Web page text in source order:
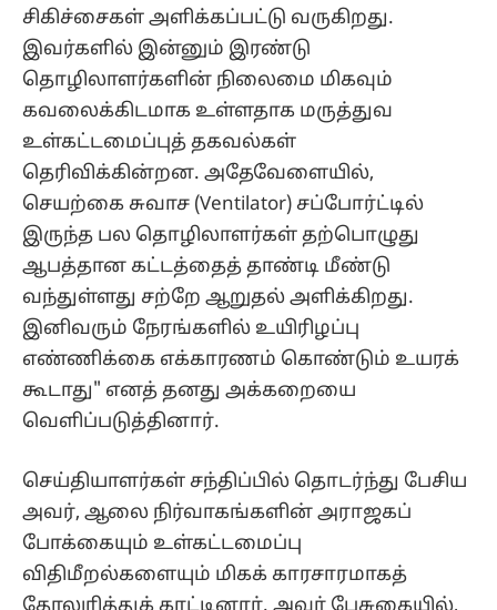
சிகிச்சைகள் அளிக்கப்பட்டு வருகிறது.
இவர்களில் இன்னும் இரண்டு
தொழிலாளர்களின் நிலைமை மிகவும்
கவலைக்கிடமாக உள்ளதாக மருத்துவ
உள்கட்டமைப்புத் தகவல்கள்
தெரிவிக்கின்றன. அதேவேளையில்,
செயற்கை சுவாச (Ventilator) சப்போர்ட்டில்
இருந்த பல தொழிலாளர்கள் தற்பொழுது
ஆபத்தான கட்டத்தைத் தாண்டி மீண்டு
வந்துள்ளது சற்றே ஆறுதல் அளிக்கிறது.
இனிவரும் நேரங்களில் உயிரிழப்பு
எண்ணிக்கை எக்காரணம் கொண்டும் உயரக்
கூடாது" எனத் தனது அக்கறையை
வெளிப்படுத்தினார்.
செய்தியாளர்கள் சந்திப்பில் தொடர்ந்து பேசிய
அவர், ஆலை நிர்வாகங்களின் அராஜகப்
போக்கையும் உள்கட்டமைப்பு
விதிமீறல்களையும் மிகக் காரசாரமாகத்